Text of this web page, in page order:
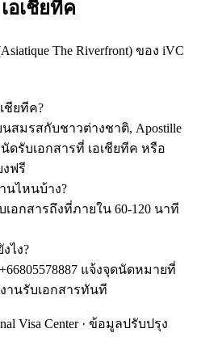
อเชียทีค
The Riverfront) ของ iVC
ชียทีค?
นสมรสกับชาวต่างชาติ, Apostille
รับเอกสารที่ เอเชียทีค หรือ
ฟรี
นไหนบ้าง?
เอกสารถึงที่ภายใน 60-120 นาที
ไง?
แจ้งจุดนัดหมายที่
านรับเอกสารทันที
Visa Center · ข้อมูลปรับปรุง